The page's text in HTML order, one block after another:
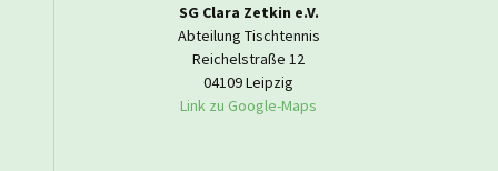
SG Clara Zetkin e.V.
Abteilung Tischtennis
Reichelstraße 12
04109 Leipzig
Link zu Google-Maps